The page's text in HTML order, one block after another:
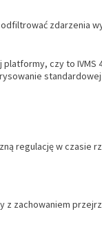
zdarzenia
czy to IVMS
regulację w czasie
zachowaniem